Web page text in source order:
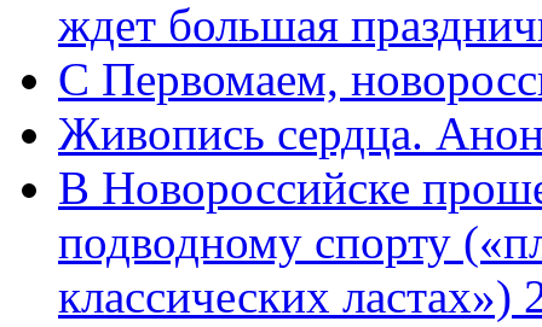
ждет большая
C Первомаем,
Живопись сердца.
В Новороссийске
подводному спорту
классических